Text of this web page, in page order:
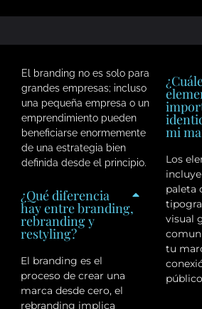
El branding no es solo para
grandes empresas; incluso
una pequeña empresa o un
emprendimiento pueden
beneficiarse enormemente
de una estrategia bien
definida desde el principio.
¿Qué diferencia
hay entre branding,
rebranding y
restyling?
El branding es el
proceso de crear una
marca desde cero, el
rebranding implica
mi
Los
paleta
visual
tu